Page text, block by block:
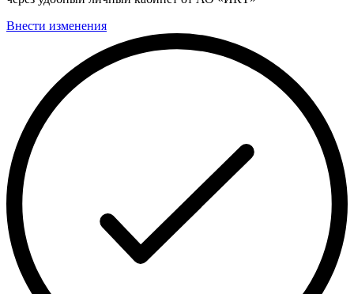
Внести изменения